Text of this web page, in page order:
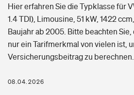
Grundfähigkeitsversicherung
Arbeitsrechtsschutz
Berufshaftpflichtversicherung
Zur Übersicht
Freizeit
Pri­vate Haft­pflicht­
Gesundheit
Private Krankenversicherung
Hier erfahren Sie die Typklasse für
1.4 TDI), Limousine, 51 kW, 1422
Baujahr ab 2005. Bitte beachten
nur ein Tarifmerkmal von vielen ist,
Versicherungsbeitrag zu berechnen.
08.04.2026